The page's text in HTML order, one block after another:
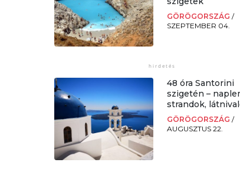
GÖRÖGORSZÁG/
SZEPTEMBER 04.
48 óra Santorini
szigetén –
strandok,
GÖRÖGORSZÁG/
AUGUSZTUS 22.